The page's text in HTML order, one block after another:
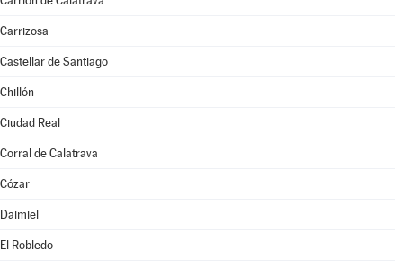
Carrizosa
Castellar de Santiago
Chillón
Ciudad Real
Corral de Calatrava
Cózar
Daimiel
El Robledo